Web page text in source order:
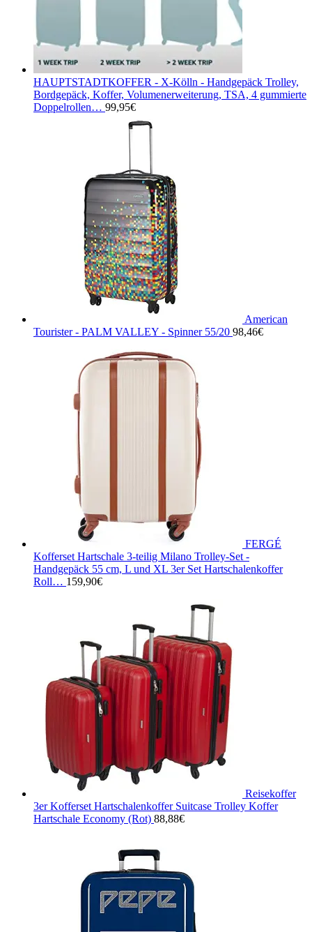
HAUPTSTADTKOFFER - X-Kölln - Handgepäck Trolley,
Bordgepäck, Koffer, Volumenerweiterung, TSA, 4 gummierte
Doppelrollen… 99,95€
American
Tourister - PALM VALLEY - Spinner 55/20 98,46€
FERGÉ
Kofferset Hartschale 3-teilig Milano Trolley-Set -
Handgepäck 55 cm, L und XL 3er Set Hartschalenkoffer
Roll… 159,90€
Reisekoffer
3er Kofferset Hartschalenkoffer Suitcase Trolley Koffer
Hartschale Economy (Rot) 88,88€